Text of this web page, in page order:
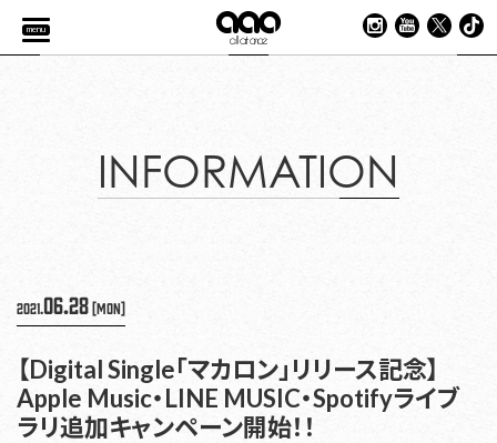
menu
INFORMATION
2021.06.28[Mon]
【Digital Single「マカロン」リリース記念】
Apple Music・LINE MUSIC・Spotifyライブ
ラリ追加キャンペーン開始！！